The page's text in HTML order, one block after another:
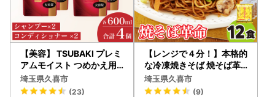
【美容】 TSUBAKI プレミ
アムモイスト つめかえ用
600ml 4個| 美容 シャンプ
ー
埼玉県久喜市
(23)
【レンジで４分！】本格的
な冷凍焼きそば 焼そば革
命 12食 | 埼玉県 久喜市
埼玉県久喜市
(9)